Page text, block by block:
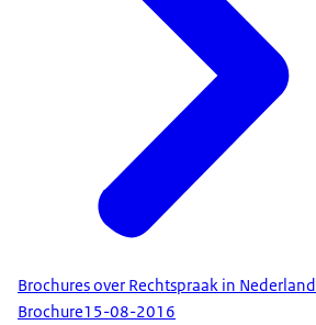
Brochures over Rechtspraak in Nederland
Brochure15-08-2016